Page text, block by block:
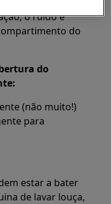
o ruído é
do
do
(não muito!)
para
estar a bater
de lavar louça,